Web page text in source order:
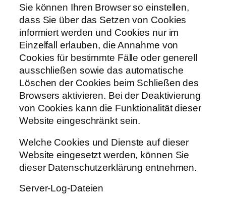
Sie können Ihren Browser so einstellen,
dass Sie über das Setzen von Cookies
informiert werden und Cookies nur im
Einzelfall erlauben, die Annahme von
Cookies für bestimmte Fälle oder generell
ausschließen sowie das automatische
Löschen der Cookies beim Schließen des
Browsers aktivieren. Bei der Deaktivierung
von Cookies kann die Funktionalität dieser
Website eingeschränkt sein.
Welche Cookies und Dienste auf dieser
Website eingesetzt werden, können Sie
dieser Datenschutzerklärung entnehmen.
Server-Log-Dateien